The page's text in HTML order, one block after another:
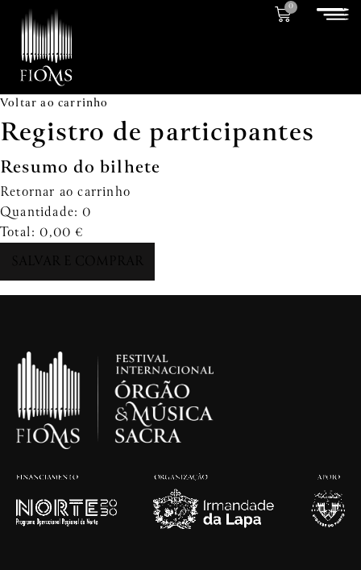
0
Voltar ao carrinho
Registro de participantes
Resumo do bilhete
Retornar ao carrinho
Quantidade:0
Total:0,00 €